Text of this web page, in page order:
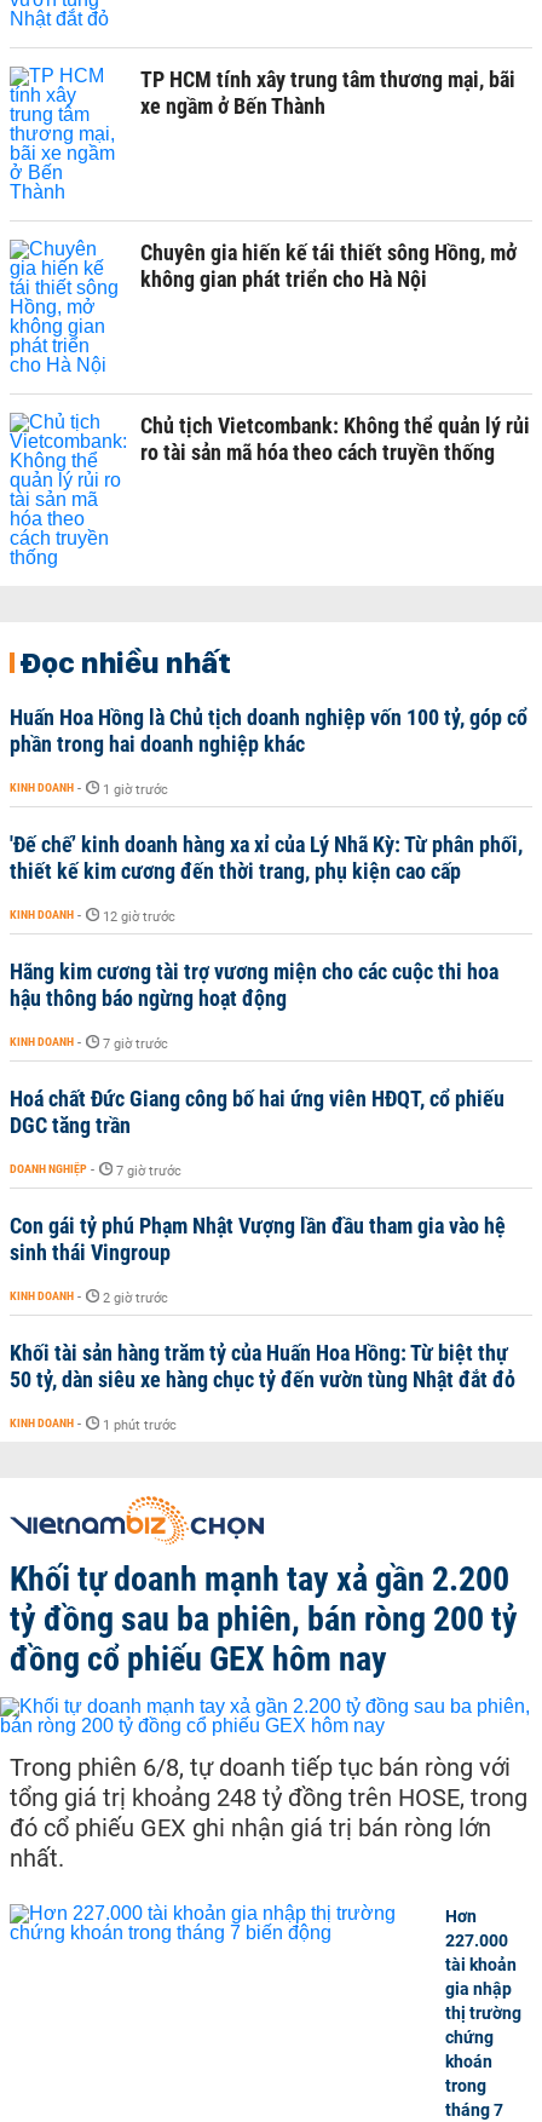
TP HCM tính xây trung tâm thương mại, bãi
xe ngầm ở Bến Thành
Chuyên gia hiến kế tái thiết sông Hồng, mở
không gian phát triển cho Hà Nội
Chủ tịch Vietcombank: Không thể quản lý rủi
ro tài sản mã hóa theo cách truyền thống
Đọc nhiều nhất
Huấn Hoa Hồng là Chủ tịch doanh nghiệp vốn 100 tỷ, góp cổ
phần trong hai doanh nghiệp khác
KINH DOANH - 1 giờ trước
'Đế chế’ kinh doanh hàng xa xỉ của Lý Nhã Kỳ: Từ phân phối,
thiết kế kim cương đến thời trang, phụ kiện cao cấp
KINH DOANH - 12 giờ trước
Hãng kim cương tài trợ vương miện cho các cuộc thi hoa
hậu thông báo ngừng hoạt động
KINH DOANH - 7 giờ trước
Hoá chất Đức Giang công bố hai ứng viên HĐQT, cổ phiếu
DGC tăng trần
DOANH NGHIỆP - 7 giờ trước
Con gái tỷ phú Phạm Nhật Vượng lần đầu tham gia vào hệ
sinh thái Vingroup
KINH DOANH - 2 giờ trước
Khối tài sản hàng trăm tỷ của Huấn Hoa Hồng: Từ biệt thự
50 tỷ, dàn siêu xe hàng chục tỷ đến vườn tùng Nhật đắt đỏ
KINH DOANH - 1 phút trước
Khối tự doanh mạnh tay xả gần 2.200
tỷ đồng sau ba phiên, bán ròng 200 tỷ
đồng cổ phiếu GEX hôm nay
Trong phiên 6/8, tự doanh tiếp tục bán ròng với
tổng giá trị khoảng 248 tỷ đồng trên HOSE, trong
đó cổ phiếu GEX ghi nhận giá trị bán ròng lớn
nhất.
Hơn
227.000
tài khoản
gia nhập
thị trường
chứng
khoán
trong
tháng 7